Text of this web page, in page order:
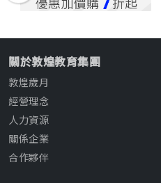
關於敦煌教育集團
敦煌歲月
經營理念
人力資源
關係企業
合作夥伴